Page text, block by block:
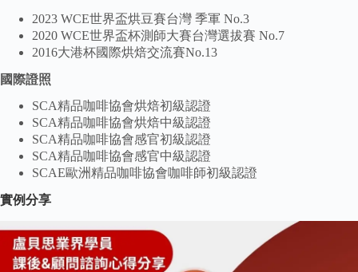
2023 WCE世界盃烘豆賽台灣 季軍 No.3
2020 WCE世界盃杯測師大賽台灣選拔賽 No.7
2016大港杯國際烘焙交流賽No.13
國際證照
SCA精品咖啡協會烘焙初級認證
SCA精品咖啡協會烘焙中級認證
SCA精品咖啡協會感官初級認證
SCA精品咖啡協會感官中級認證
SCAE歐洲精品咖啡協會咖啡師初級認證
實例分享